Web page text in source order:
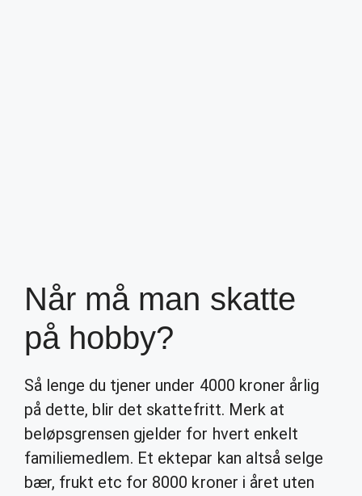
Når må man skatte
på hobby?
Så lenge du tjener under 4000 kroner årlig
på dette, blir det skattefritt. Merk at
beløpsgrensen gjelder for hvert enkelt
familiemedlem. Et ektepar kan altså selge
bær, frukt etc for 8000 kroner i året uten